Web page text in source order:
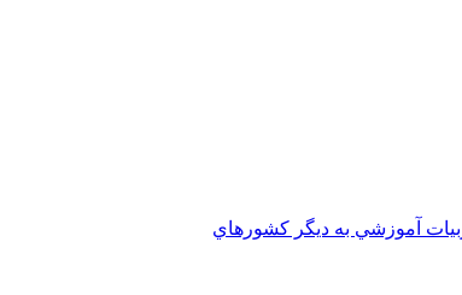
آموزشي به ديگر کشورهاي